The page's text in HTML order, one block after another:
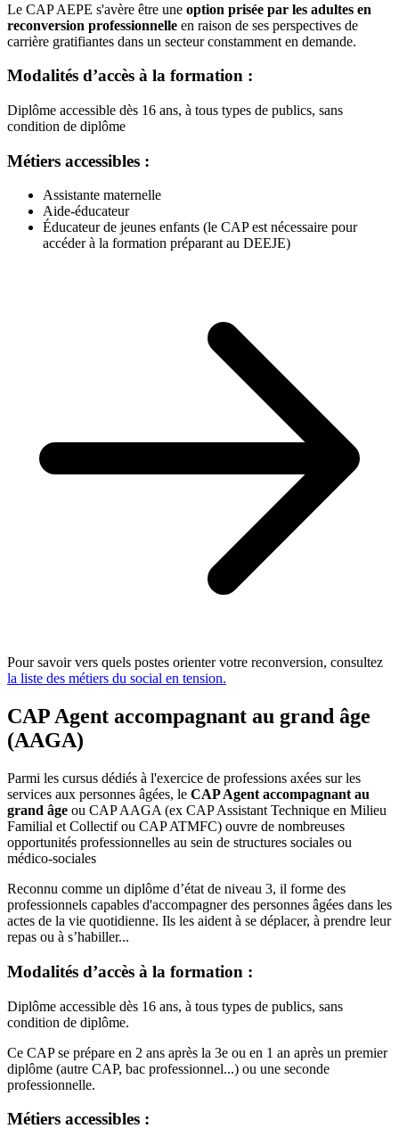
Le CAP AEPE s'avère être une option prisée par les adultes en
reconversion professionnelle en raison de ses perspectives de
carrière gratifiantes dans un secteur constamment en demande.
Modalités d’accès à la formation :
Diplôme accessible dès 16 ans, à tous types de publics, sans
condition de diplôme
Métiers accessibles :
Assistante maternelle
Aide-éducateur
Éducateur de jeunes enfants (le CAP est nécessaire pour
accéder à la formation préparant au DEEJE)
Pour savoir vers quels postes orienter votre reconversion, consultez
la liste des métiers du social en tension.
CAP Agent accompagnant au grand âge
(AAGA)
Parmi les cursus dédiés à l'exercice de professions axées sur les
services aux personnes âgées, le CAP Agent accompagnant au
grand âge ou CAP AAGA (ex CAP Assistant Technique en Milieu
Familial et Collectif ou CAP ATMFC) ouvre de nombreuses
opportunités professionnelles au sein de structures sociales ou
médico-sociales
Reconnu comme un diplôme d’état de niveau 3, il forme des
professionnels capables d'accompagner des personnes âgées dans les
actes de la vie quotidienne. Ils les aident à se déplacer, à prendre leur
repas ou à s’habiller...
Modalités d’accès à la formation :
Diplôme accessible dès 16 ans, à tous types de publics, sans
condition de diplôme.
Ce CAP se prépare en 2 ans après la 3e ou en 1 an après un premier
diplôme (autre CAP, bac professionnel...) ou une seconde
professionnelle.
Métiers accessibles :